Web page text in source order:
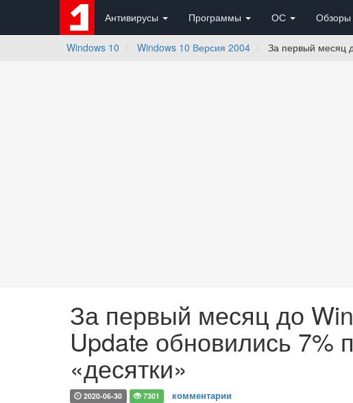
Антивирусы Программы ОС Обзоры
Windows 10 Windows 10 Версия 2004 За первый месяц
За первый месяц до
Update обновились 7%
«десятки»
2020-06-30 7301 комментарии